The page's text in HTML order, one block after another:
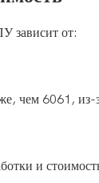
зависит от:
чем 6061, из-
и